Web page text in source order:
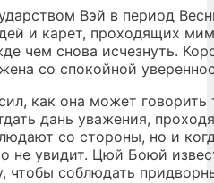
Вэй в период
и карет, проходящих
чем снова исчезнуть.
со спокойной
как она может
дань уважения,
со стороны, но и
не увидит. Цюй Боюй
чтобы соблюдать